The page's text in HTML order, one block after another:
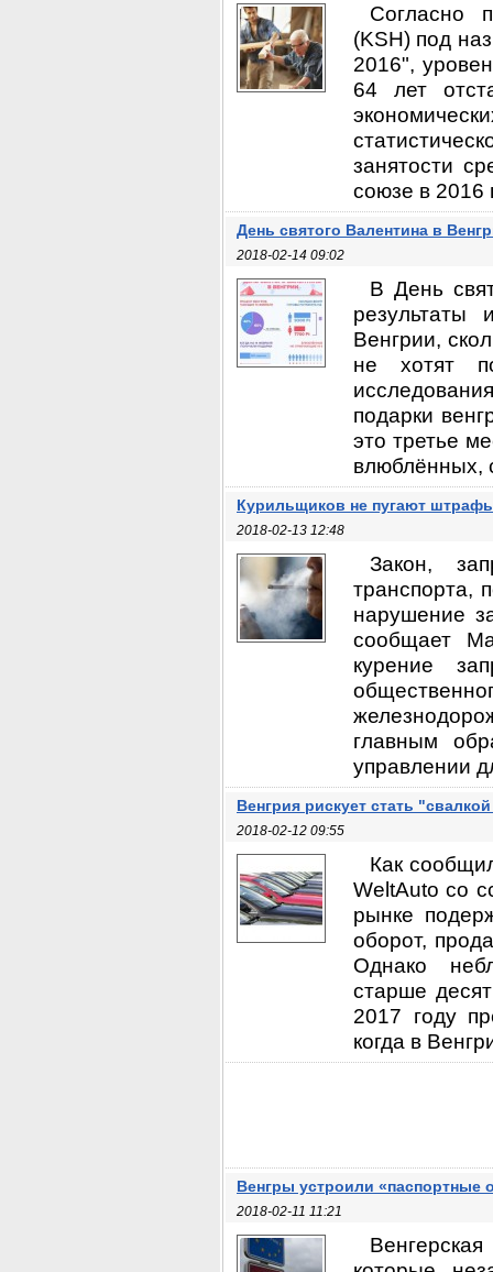
Согласно
(KSH) под
2016",
64 лет
занятости
союзе в 2016
День святого Валентина в
2018-02-14 09:02
В День
результаты
Венгрии,
не хотят
подарки
это третье
влюблённых,
Курильщиков не пугают
2018-02-13 12:48
Закон,
транспорта,
нарушение
сообщает
курение
главным
управлении
Венгрия рискует стать
2018-02-12 09:55
Как
WeltAuto со
рынке
оборот,
Однако
старше
2017 году
когда в
Венгры устроили «паспортные
2018-02-11 11:21